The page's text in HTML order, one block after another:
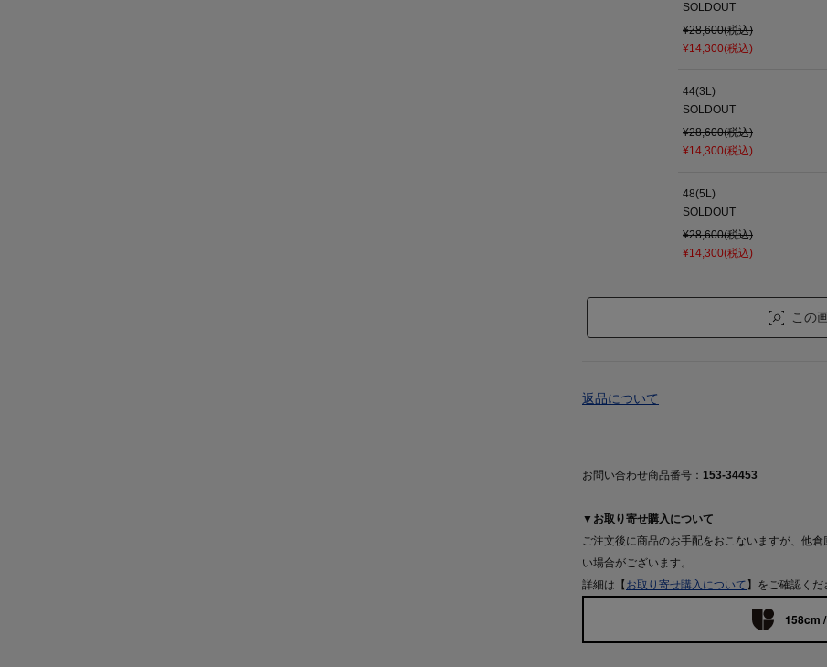
SOLDOUT
¥28,600(税込)
¥14,300(税込)
44(3L)
SOLDOUT
¥28,600(税込)
¥14,300(税込)
48(5L)
SOLDOUT
¥28,600(税込)
¥14,300(税込)
この
返品について
お問い合わせ商品番号： 153-34453
▼お取り寄せ購入について
ご注文後に商品のお手配をおこないますが、他
い場合がございます。
詳細は【 お取り寄せ購入について 】をご確認くだ
158cm